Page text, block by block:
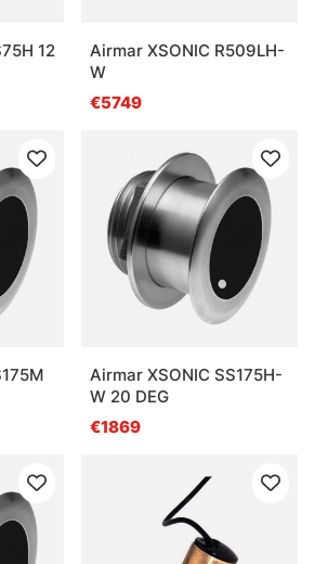
12
Airmar XSONIC R509LH-
W
€5749
Airmar XSONIC SS175H-
W 20 DEG
€1869